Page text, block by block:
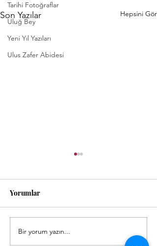
Tarihi Fotoğraflar
Uluğ Bey
Yeni Yıl Yazıları
Ulus Zafer Abidesi
Son Yazılar Hepsini Gör
Yerden çok, göğe ait
Yorumlar
Bir yorum yazın...